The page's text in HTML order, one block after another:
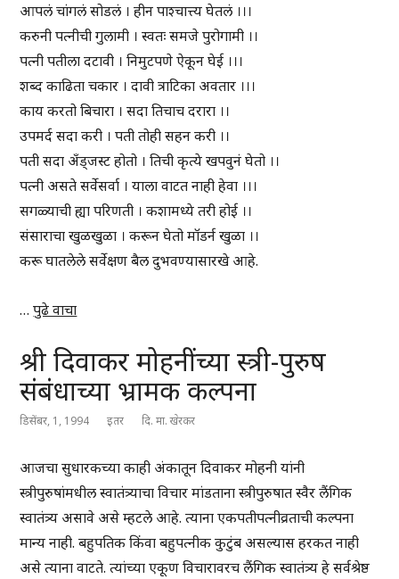
आपलं चांगलं सोडलं । हीन पाश्चात्त्य घेतलं ।।।
करुनी पत्नीची गुलामी । स्वतः समजे पुरोगामी ।।
पत्नी पतीला दटावी । निमुटपणे ऐकून घेई ।।।
शब्द काढिता चकार । दावी त्राटिका अवतार ।।।
काय करतो बिचारा । सदा तिचाच दरारा ।।
उपमर्द सदा करी । पती तोही सहन करी ।।
पती सदा अँड्जस्ट होतो । तिची कृत्ये खपवुनं घेतो ।।
पत्नी असते सर्वेसर्वा । याला वाटत नाही हेवा ।।।
सगळ्याची ह्या परिणती । कशामध्ये तरी होई ।।
संसाराचा खुळखुळा । करून घेतो मॉडर्न खुळा ।।
करू घातलेले सर्वेक्षण बैल दुभवण्यासारखे आहे.
…पुढे वाचा
श्री दिवाकर मोहनींच्या स्त्री-पुरुष
संबंधाच्या भ्रामक कल्पना
डिसेंबर, 1, 1994 इतर दि. मा. खेरकर
आजचा सुधारकच्या काही अंकातून दिवाकर मोहनी यांनी
स्त्रीपुरुषांमधील स्वातंत्र्याचा विचार मांडताना स्त्रीपुरुषात स्वैर लैंगिक
स्वातंत्र्य असावे असे म्हटले आहे. त्याना एकपतीपत्नीव्रताची कल्पना
मान्य नाही. बहुपतिक किंवा बहुपत्नीक कुटुंब असल्यास हरकत नाही
असे त्याना वाटते. त्यांच्या एकूण विचारावरच लैंगिक स्वातंत्र्य हे सर्वश्रेष्ठ